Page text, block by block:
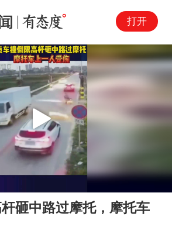
打开
Play
砸中路过摩托，摩托车